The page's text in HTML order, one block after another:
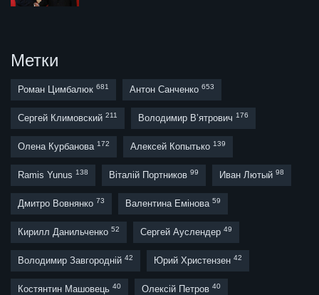
Метки
Роман Цимбалюк 681 Антон Санченко 653
Сергей Климовский 211 Володимир В’ятрович 176
Олена Курбанова 172 Алексей Копытько 139
Ramis Yunus 138 Віталій Портников 99 Иван Лютый 98
Дмитро Вовнянко 73 Валентина Емінова 59
Кирилл Данильченко 52 Сергей Ауслендер 49
Володимир Завгородній 42 Юрий Христензен 42
Костянтин Машовець 40 Олексій Петров 40